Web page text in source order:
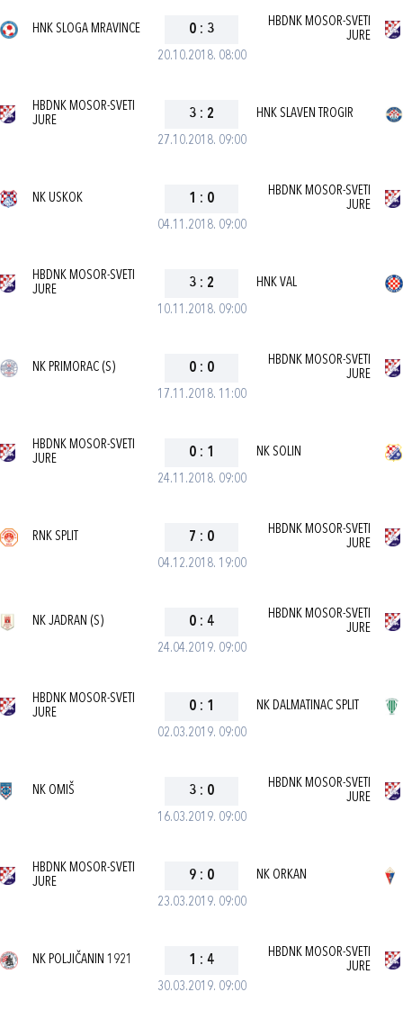
20.10.2018. 08:00
HNK SLOGA MRAVINCE 0 : 3
HBDNK MOSOR-SVETI
JURE
27.10.2018. 09:00
HBDNK MOSOR-SVETI
JURE
3 : 2 HNK SLAVEN TROGIR
04.11.2018. 09:00
NK USKOK 1 : 0
HBDNK MOSOR-SVETI
JURE
10.11.2018. 09:00
HBDNK MOSOR-SVETI
JURE
3 : 2 HNK VAL
17.11.2018. 11:00
NK PRIMORAC (S) 0 : 0
HBDNK MOSOR-SVETI
JURE
24.11.2018. 09:00
HBDNK MOSOR-SVETI
JURE
0 : 1 NK SOLIN
04.12.2018. 19:00
RNK SPLIT 7 : 0
HBDNK MOSOR-SVETI
JURE
24.04.2019. 09:00
NK JADRAN (S) 0 : 4
HBDNK MOSOR-SVETI
JURE
02.03.2019. 09:00
HBDNK MOSOR-SVETI
JURE
0 : 1 NK DALMATINAC SPLIT
16.03.2019. 09:00
NK OMIŠ 3 : 0
HBDNK MOSOR-SVETI
JURE
23.03.2019. 09:00
HBDNK MOSOR-SVETI
JURE
9 : 0 NK ORKAN
30.03.2019. 09:00
NK POLJIČANIN 1921 1 : 4
HBDNK MOSOR-SVETI
JURE